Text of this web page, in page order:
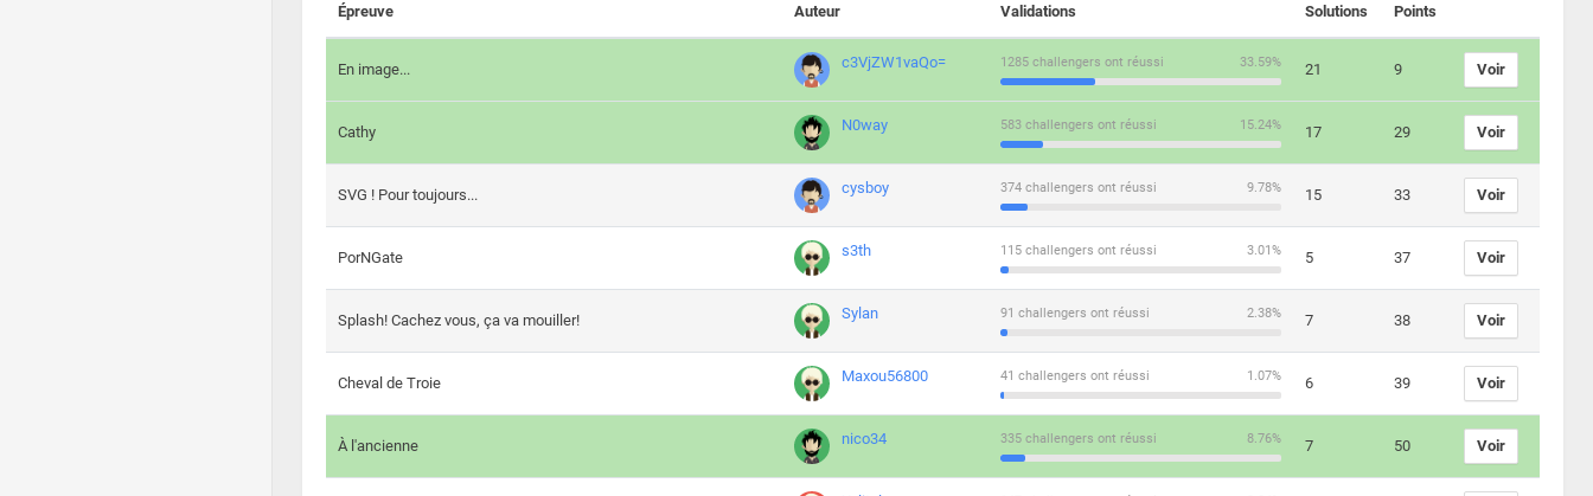
Épreuve Auteur Validations Solutions Points
En image... c3VjZW1vaQo= 33.59%
1285 challengers ont réussi 21 9 Voir
Cathy N0way 15.24%
583 challengers ont réussi 17 29 Voir
SVG ! Pour toujours... cysboy 9.78%
374 challengers ont réussi 15 33 Voir
PorNGate s3th 3.01%
115 challengers ont réussi 5 37 Voir
Splash! Cachez vous, ça va mouiller! Sylan 2.38%
91 challengers ont réussi 7 38 Voir
Cheval de Troie Maxou56800 1.07%
41 challengers ont réussi 6 39 Voir
À l'ancienne nico34 8.76%
335 challengers ont réussi 7 50 Voir